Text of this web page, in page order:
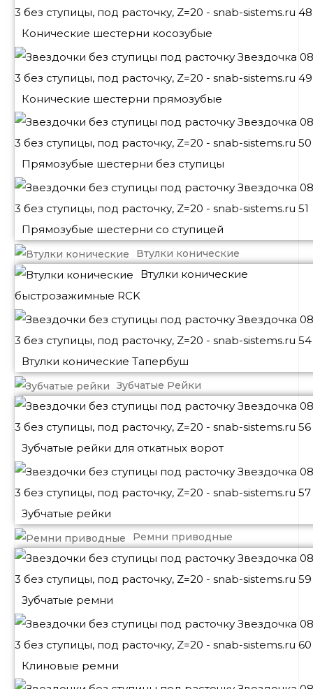
Конические шестерни косозубые
Конические шестерни прямозубые
Прямозубые шестерни без ступицы
Прямозубые шестерни со ступицей
Втулки конические
Втулки конические
быстрозажимные RCK
Втулки конические Тапербуш
Зубчатые Рейки
Зубчатые рейки для откатных ворот
Зубчатые рейки
Ремни приводные
Зубчатые ремни
Клиновые ремни